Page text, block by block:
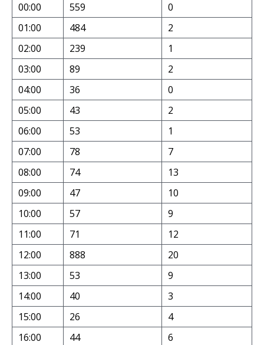
00:00
559
0
01:00
484
2
02:00
239
1
03:00
89
2
04:00
36
0
05:00
43
2
06:00
53
1
07:00
78
7
08:00
74
13
09:00
47
10
10:00
57
9
11:00
71
12
12:00
888
20
13:00
53
9
14:00
40
3
15:00
26
4
16:00
44
6